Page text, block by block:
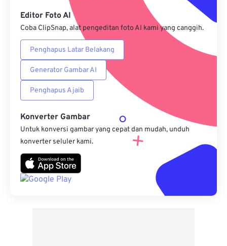
Editor Foto AI
Coba ClipSnap, alat pengeditan foto AI kami yang canggih.
Penghapus Latar Belakang
Generator Gambar AI
Penghapus Ajaib
Konverter Gambar
Untuk konversi gambar yang cepat dan mudah, unduh
konverter seluler kami.